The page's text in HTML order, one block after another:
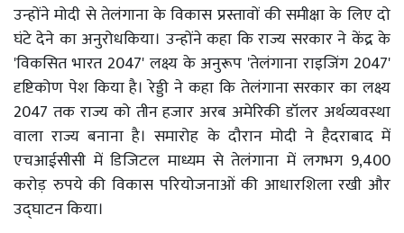
उन्होंने मोदी से तेलंगाना के विकास प्रस्तावों की समीक्षा के लिए दो
घंटे देने का अनुरोधकिया। उन्होंने कहा कि राज्य सरकार ने केंद्र के
'विकसित भारत 2047' लक्ष्य के अनुरूप 'तेलंगाना राइजिंग 2047'
दृष्टिकोण पेश किया है। रेड्डी ने कहा कि तेलंगाना सरकार का लक्ष्य
2047 तक राज्य को तीन हजार अरब अमेरिकी डॉलर अर्थव्यवस्था
वाला राज्य बनाना है। समारोह के दौरान मोदी ने हैदराबाद में
एचआईसीसी में डिजिटल माध्यम से तेलंगाना में लगभग 9,400
करोड़ रुपये की विकास परियोजनाओं की आधारशिला रखी और
उद्घाटन किया।